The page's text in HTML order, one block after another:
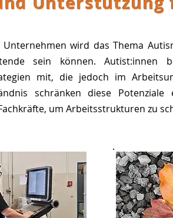
wird das Thema
sein können. Autist:innen
mit, die jedoch im
schränken diese
um Arbeitsstrukturen zu